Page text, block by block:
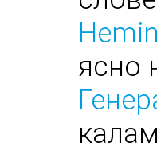
ясно